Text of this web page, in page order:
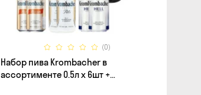
(0)
Набор пива Krombacher в
ассортименте 0.5л х 6шт +